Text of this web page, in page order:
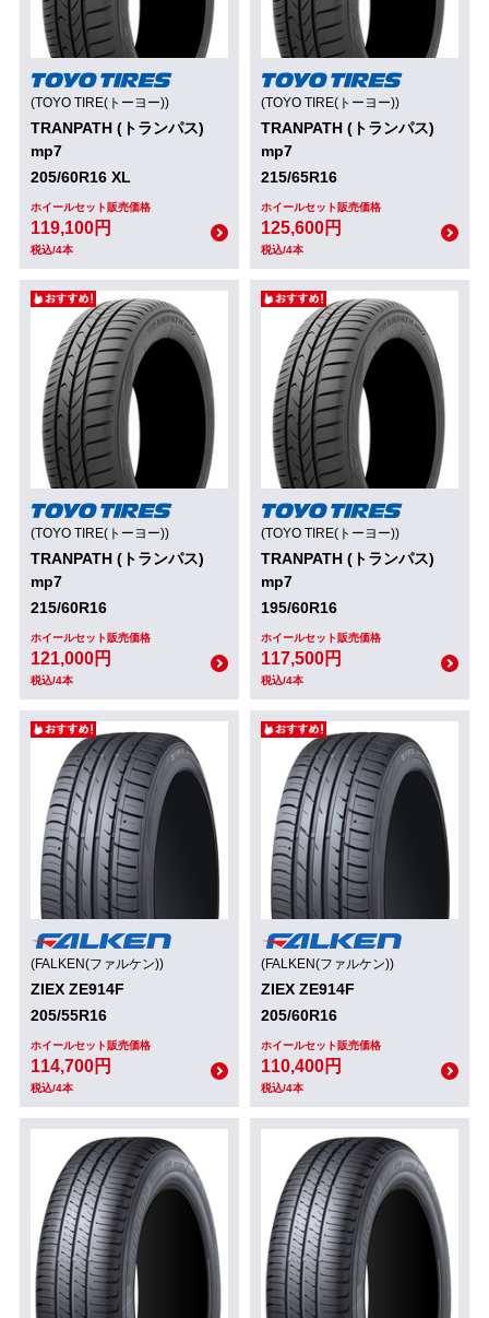
(TOYO TIRE(トーヨー))
TRANPATH (トランパス)
mp7
205/60R16 XL
ホイールセット販売価格
119,100円
税込/4本
(TOYO TIRE(トーヨー))
TRANPATH (トランパス)
mp7
215/65R16
ホイールセット販売価格
125,600円
税込/4本
(TOYO TIRE(トーヨー))
TRANPATH (トランパス)
mp7
215/60R16
ホイールセット販売価格
121,000円
税込/4本
(TOYO TIRE(トーヨー))
TRANPATH (トランパス)
mp7
195/60R16
ホイールセット販売価格
117,500円
税込/4本
(FALKEN(ファルケン))
ZIEX ZE914F
205/55R16
ホイールセット販売価格
114,700円
税込/4本
(FALKEN(ファルケン))
ZIEX ZE914F
205/60R16
ホイールセット販売価格
110,400円
税込/4本